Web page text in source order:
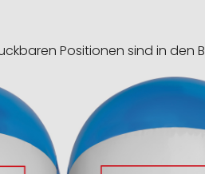
Positionen sind in den